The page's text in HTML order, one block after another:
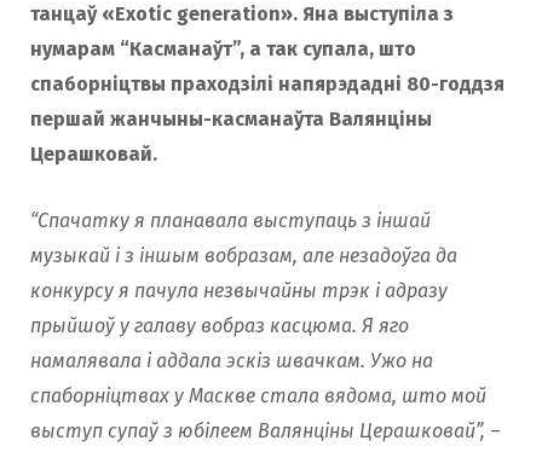
танцаў «Exotic generation». Яна выступіла з
нумарам “Касманаўт”, а так супала, што
спаборніцтвы праходзілі напярэдадні 80-годдзя
першай жанчыны-касманаўта Валянціны
Церашковай.
“Спачатку я планавала выступаць з іншай
музыкай і з іншым вобразам, але незадоўга да
конкурсу я пачула незвычайны трэк і адразу
прыйшоў у галаву вобраз касцюма. Я яго
намалявала і аддала эскіз швачкам. Ужо на
спаборніцтвах у Маскве стала вядома, што мой
выступ супаў з юбілеем Валянціны Церашковай”, –